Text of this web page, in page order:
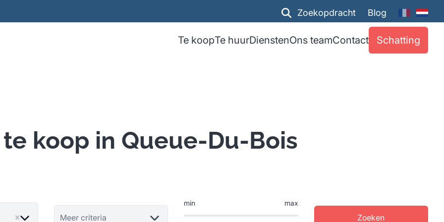
Zoekopdracht Blog
Te koopTe huurDienstenOns teamContact Schatting
koop in Queue-Du-Bois
Meer criteria
min max
Zoeken